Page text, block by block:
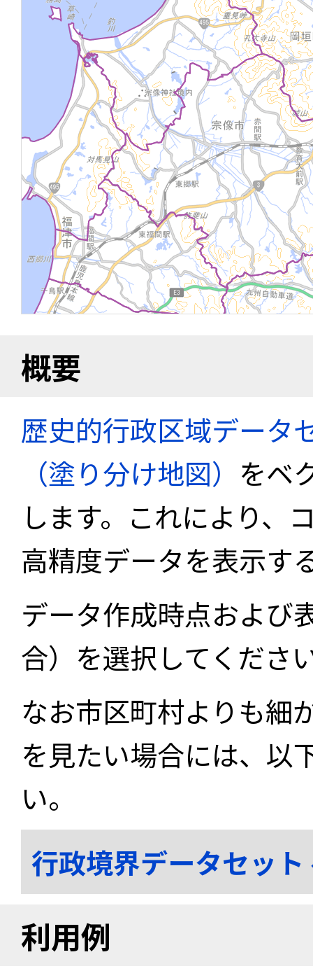
概要
歴史的行政区域データ
（塗り分け地図） をベ
します。これにより、
高精度データを表示す
データ作成時点および
合）を選択してくださ
なお市区町村よりも細
を見たい場合には、以
い。
行政境界データセッ
利用例